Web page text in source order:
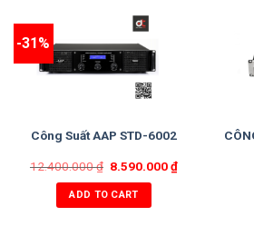
-31%
Công Suất AAP STD-6002
12.400.000₫ 8.590.000₫
ADD TO CART